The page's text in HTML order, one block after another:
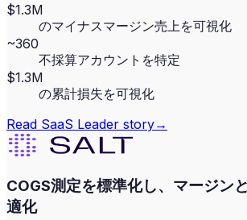
$1.3M
のマイナスマージン売上を可視化
~360
不採算アカウントを特定
$1.3M
の累計損失を可視化
Read SaaS Leader story→
COGS測定を標準化し、マージン
適化